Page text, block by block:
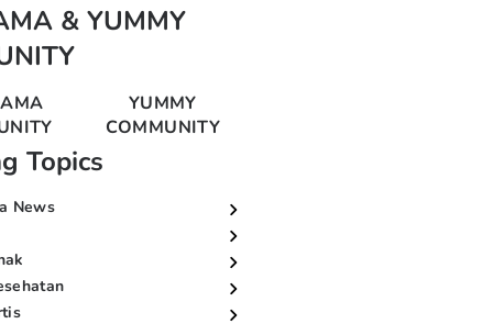
& YUMMY
YUMMY
COMMUNITY
Topics
News